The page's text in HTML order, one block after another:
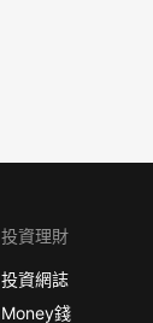
投資理財
投資網誌
Money錢